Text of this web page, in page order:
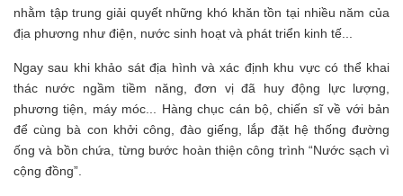
nhằm tập trung giải quyết những khó khăn tồn tại nhiều năm của
địa phương như điện, nước sinh hoạt và phát triển kinh tế...
Ngay sau khi khảo sát địa hình và xác định khu vực có thể khai
thác nước ngầm tiềm năng, đơn vị đã huy động lực lượng,
phương tiện, máy móc... Hàng chục cán bộ, chiến sĩ về với bản
để cùng bà con khởi công, đào giếng, lắp đặt hệ thống đường
ống và bồn chứa, từng bước hoàn thiện công trình “Nước sạch vì
cộng đồng”.